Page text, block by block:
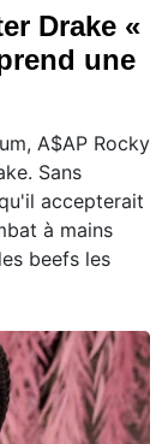
Drake «
une
A$AP Rocky
Sans
accepterait
à mains
beefs les